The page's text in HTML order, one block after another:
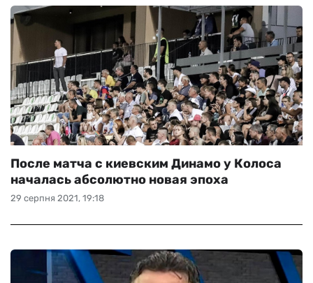
29 серпня 2021, 19:18
После матча с киевским Динамо у Колоса
началась абсолютно новая эпоха